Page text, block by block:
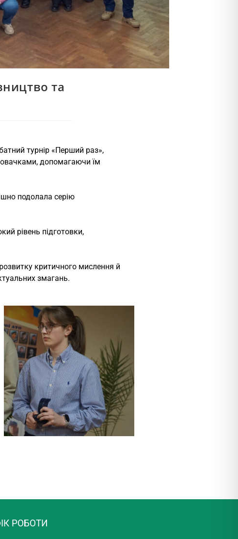
та
турнір «Перший раз»,
допомагаючи їм
подолала серію
рівень підготовки,
критичного мислення й
змагань.
РОБОТИ